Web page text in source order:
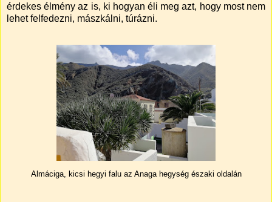
érdekes élmény az is, ki hogyan éli meg azt, hogy most nem
lehet felfedezni, mászkálni, túrázni.
Almáciga, kicsi hegyi falu az Anaga hegység északi oldalán